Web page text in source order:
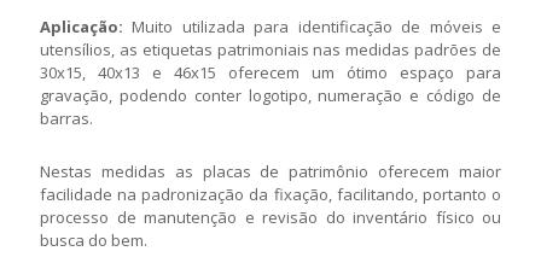
Aplicação: Muito utilizada para identificação de móveis e
utensílios, as etiquetas patrimoniais nas medidas padrões de
30x15, 40x13 e 46x15 oferecem um ótimo espaço para
gravação, podendo conter logotipo, numeração e código de
barras.
Nestas medidas as placas de patrimônio oferecem maior
facilidade na padronização da fixação, facilitando, portanto o
processo de manutenção e revisão do inventário físico ou
busca do bem.